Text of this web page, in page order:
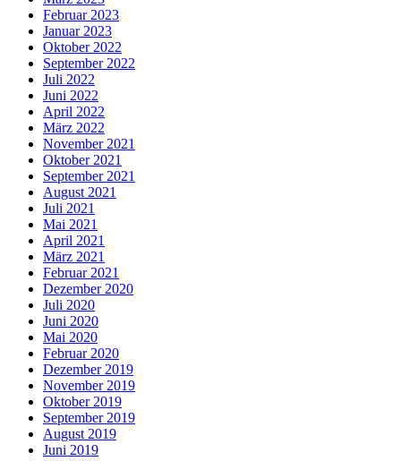
Februar 2023
Januar 2023
Oktober 2022
September 2022
Juli 2022
Juni 2022
April 2022
März 2022
November 2021
Oktober 2021
September 2021
August 2021
Juli 2021
Mai 2021
April 2021
März 2021
Februar 2021
Dezember 2020
Juli 2020
Juni 2020
Mai 2020
Februar 2020
Dezember 2019
November 2019
Oktober 2019
September 2019
August 2019
Juni 2019